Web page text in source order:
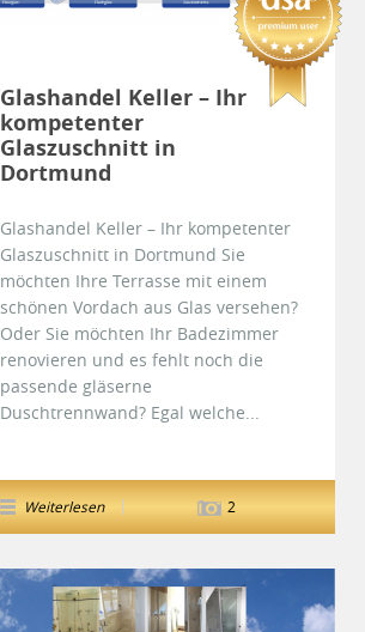
Glashandel Keller – Ihr
kompetenter
Glaszuschnitt in
Dortmund
Glashandel Keller – Ihr kompetenter
Glaszuschnitt in Dortmund Sie
möchten Ihre Terrasse mit einem
schönen Vordach aus Glas versehen?
Oder Sie möchten Ihr Badezimmer
renovieren und es fehlt noch die
passende gläserne
Duschtrennwand? Egal welche...
Weiterlesen 2